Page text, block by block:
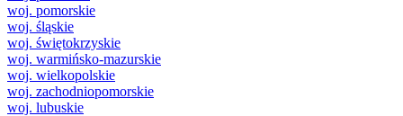
woj. pomorskie
woj. śląskie
woj. świętokrzyskie
woj. warmińsko-mazurskie
woj. wielkopolskie
woj. zachodniopomorskie
woj. lubuskie